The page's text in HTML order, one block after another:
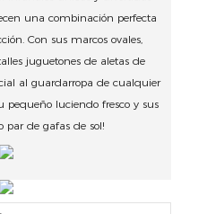
una combinación perfecta
Con sus marcos ovales,
juguetones de aletas de
al guardarropa de cualquier
pequeño luciendo fresco y sus
par de gafas de sol!